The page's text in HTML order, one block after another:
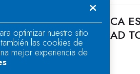
RESERVA HIDRÁULICA
DE SU CAPACIDAD
DE ENERO, 2016
optimizar nuestro sitio
las cookies de
mejor experiencia de